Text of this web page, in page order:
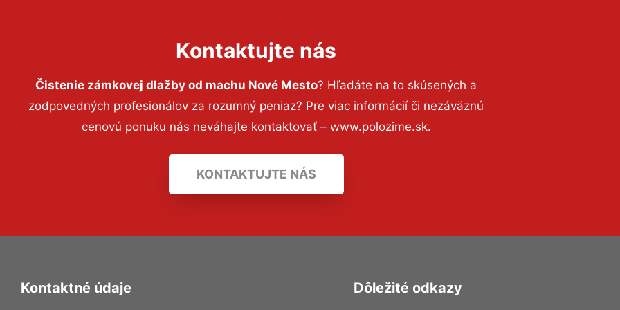
Kontaktujte nás
Čistenie zámkovej dlažby od machu Nové Mesto? Hľadáte na to skúsených a
zodpovedných profesionálov za rozumný peniaz? Pre viac informácií či nezáväznú
cenovú ponuku nás neváhajte kontaktovať – www.polozime.sk.
KONTAKTUJTE NÁS
Kontaktné údaje Dôležité odkazy